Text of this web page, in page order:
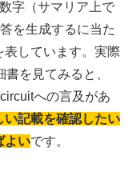
字（サマリア上で
を生成するに当た
表しています。実際
を見てみると、
への言及があ
い記載を確認したい
よいです。